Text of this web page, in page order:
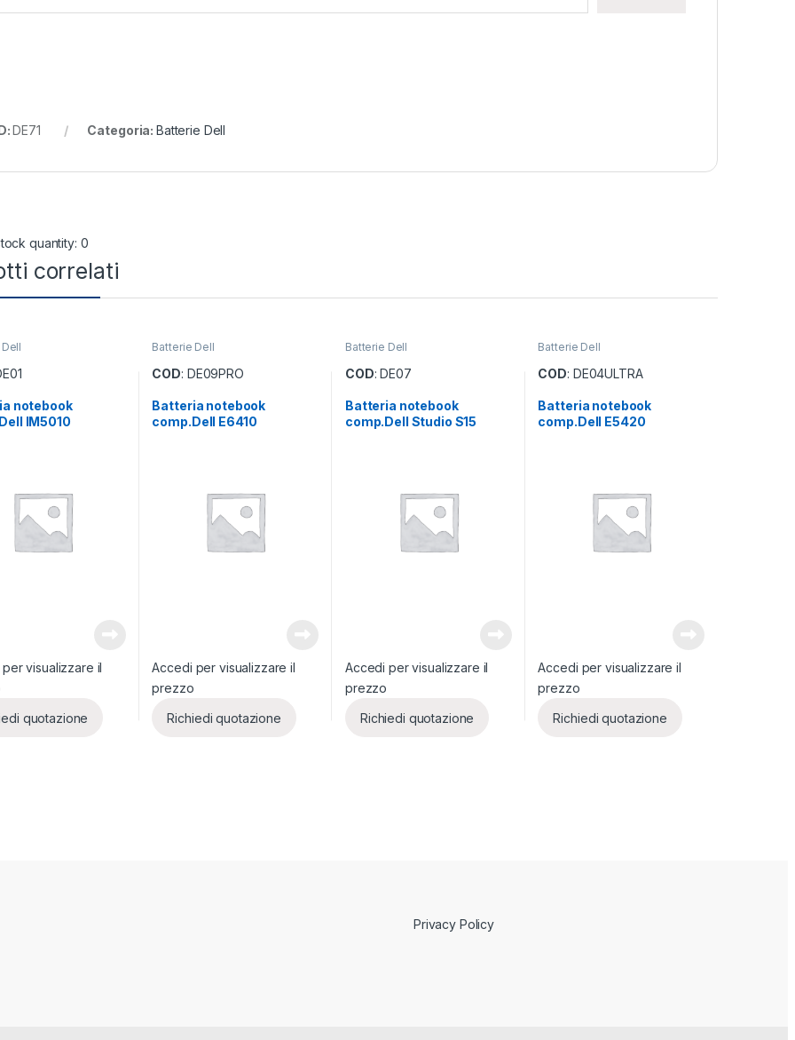
DE71 Categoria: Batterie Dell
quantity: 0
correlati
notebook
IM5010
visualizzare il
quotazione
Batterie Dell
COD: DE09PRO
Batteria notebook
comp.Dell E6410
Accedi per visualizzare il
prezzo
Richiedi quotazione
Batterie Dell
COD: DE07
Batteria notebook
comp.Dell Studio S15
Accedi per visualizzare il
prezzo
Richiedi quotazione
Batterie Dell
COD: DE04ULTRA
Batteria notebook
comp.Dell E5420
Accedi per visualizzare il
prezzo
Richiedi quotazione
Privacy Policy